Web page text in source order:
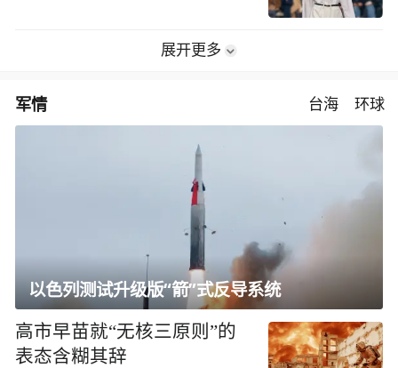
展开更多
军情 台海 环球
以色列测试升级版“箭”式反导系统
高市早苗就“无核三原则”的
表态含糊其辞